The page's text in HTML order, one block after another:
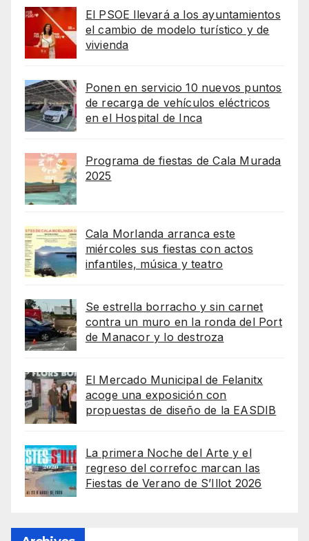
El PSOE llevará a los ayuntamientos
el cambio de modelo turístico y de
vivienda
Ponen en servicio 10 nuevos puntos
de recarga de vehículos eléctricos
en el Hospital de Inca
Programa de fiestas de Cala Murada
2025
Cala Morlanda arranca este
miércoles sus fiestas con actos
infantiles, música y teatro
Se estrella borracho y sin carnet
contra un muro en la ronda del Port
de Manacor y lo destroza
El Mercado Municipal de Felanitx
acoge una exposición con
propuestas de diseño de la EASDIB
La primera Noche del Arte y el
regreso del correfoc marcan las
Fiestas de Verano de S’Illot 2026